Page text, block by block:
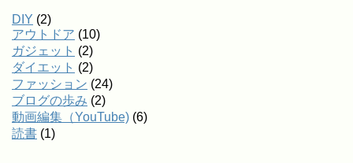
DIY (2)
アウトドア (10)
ガジェット (2)
ダイエット (2)
ファッション (24)
ブログの歩み (2)
動画編集（YouTube) (6)
読書 (1)